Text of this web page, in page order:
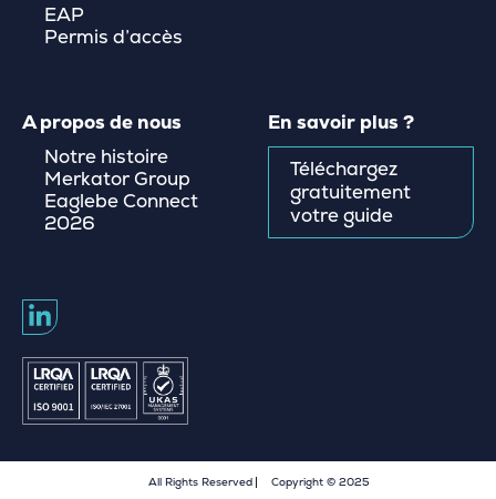
EAP
Permis d’accès
A propos de nous
Notre histoire
Merkator Group
Eaglebe Connect
2026
En savoir plus ?
Téléchargez
gratuitement
votre guide
All Rights Reserved Copyright © 2025